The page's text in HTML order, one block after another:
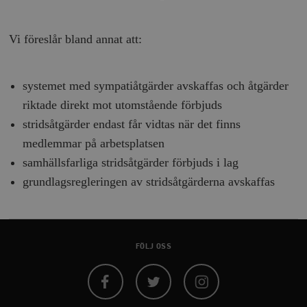
Vi föreslår bland annat att:
systemet med sympatiåtgärder avskaffas och åtgärder
riktade direkt mot utomstående förbjuds
stridsåtgärder endast får vidtas när det finns
medlemmar på arbetsplatsen
samhällsfarliga stridsåtgärder förbjuds i lag
grundlagsregleringen av stridsåtgärderna avskaffas
FÖLJ OSS
Strikt nödvändiga kakor tillåter
Namn
woocommerce_cart_hash